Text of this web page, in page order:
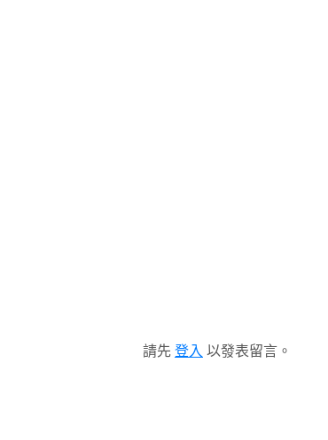
請先 登入 以發表留言。